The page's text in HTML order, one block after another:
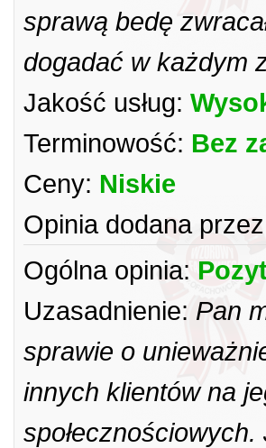
sprawą bedę
dogadać w każdym
Jakość usług:
Terminowość: Bez
Ceny: Niskie
Opinia dodana
Ogólna opinia:
Uzasadnienie: Pan
sprawie o
innych klientów na